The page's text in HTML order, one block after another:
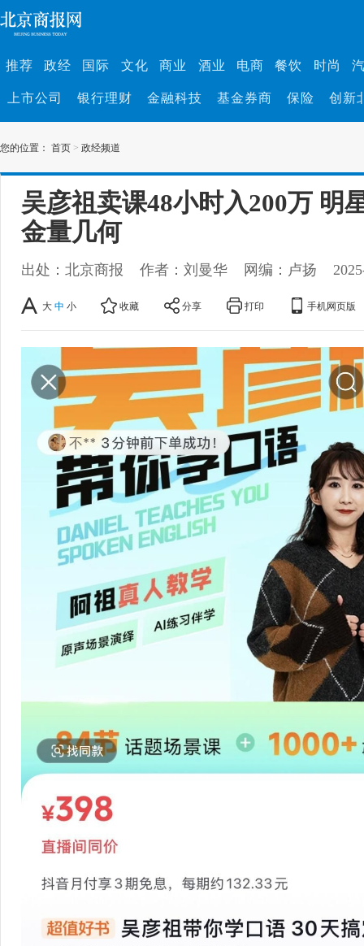
推荐 政经 国际 文化 商业 酒业 电商 餐饮 时尚
上市公司 银行理财 金融科技 基金券商 保险 创新
您的位置： 首页 > 政经频道
吴彦祖卖课48小时入200万 明
金量几何
出处：北京商报 作者：刘曼华 网编：卢扬
大 中 小 收藏 分享 打印 手机网页版